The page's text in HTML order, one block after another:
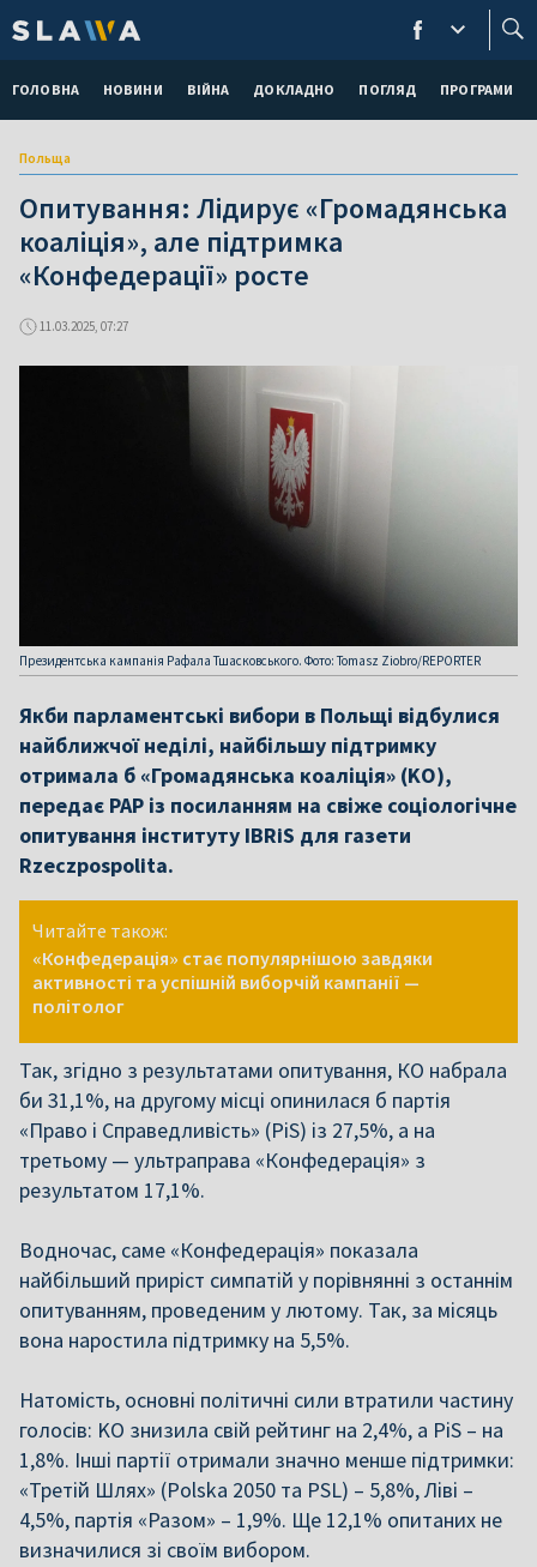
ГОЛОВНА НОВИНИ ВІЙНА ДОКЛАДНО ПОГЛЯД ПРОГРАМИ
Польща
Опитування: Лідирує «Громадянська
коаліція», але підтримка
«Конфедерації» росте
11.03.2025, 07:27
Президентська кампанія Рафала Тшасковського. Фото: Tomasz Ziobro/REPORTER
Якби парламентські вибори в Польщі відбулися
найближчої неділі, найбільшу підтримку
отримала б «Громадянська коаліція» (KO),
передає РАР із посиланням на свіже соціологічне
опитування інституту IBRiS для газети
Rzeczpospolitа.
Читайте також:
«Конфедерація» стає популярнішою завдяки
активності та успішній виборчій кампанії —
політолог
Так, згідно з результатами опитування, КО набрала
би 31,1%, на другому місці опинилася б партія
«Право і Справедливість» (PiS) із 27,5%, а на
третьому — ультраправа «Конфедерація» з
результатом 17,1%.
Водночас, саме «Конфедерація» показала
найбільший приріст симпатій у порівнянні з останнім
опитуванням, проведеним у лютому. Так, за місяць
вона наростила підтримку на 5,5%.
Натомість, основні політичні сили втратили частину
голосів: KO знизила свій рейтинг на 2,4%, а PiS – на
1,8%. Інші партії отримали значно менше підтримки:
«Третій Шлях» (Polska 2050 та PSL) – 5,8%, Ліві –
4,5%, партія «Разом» – 1,9%. Ще 12,1% опитаних не
визначилися зі своїм вибором.